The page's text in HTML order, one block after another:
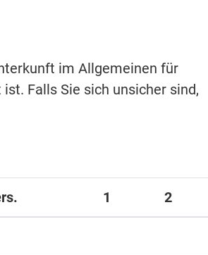
im Allgemeinen für
Falls Sie sich unsicher sind,
1 2